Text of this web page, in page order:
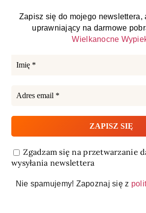
Zapisz się do mojego newslettera,
uprawniający na darmowe
Wielkanocne
Zgadzam się na przetwarzanie
wysyłania newslettera
Nie spamujemy! Zapoznaj się z